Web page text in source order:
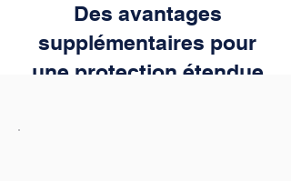
Des avantages
supplémentaires pour
une protection étendue